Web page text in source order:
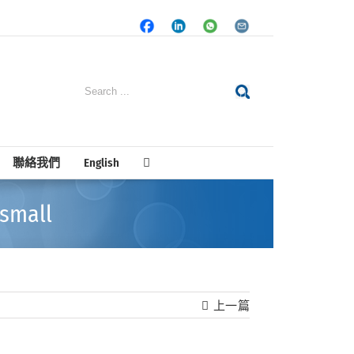
FacebookLinkedInWhatsapp
Email
Search
聯絡我們 English
上一篇